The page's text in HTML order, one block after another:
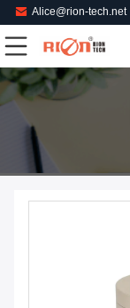
Alice@rion-tech.net